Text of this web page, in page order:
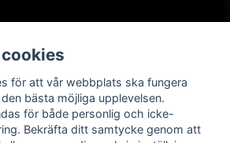
Vi har varit i t-shirtbranschen
av högsta kvalitet till nöjda
kunder över hela världen.
för att vår webbplats ska fungera
bästa möjliga upplevelsen.
för både personlig och icke-
Bekräfta ditt samtycke genom att